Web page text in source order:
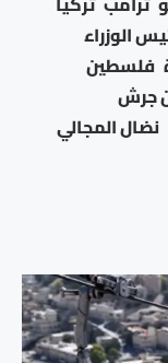
الوزراء
فلسطين
جرش
نضال المجالي